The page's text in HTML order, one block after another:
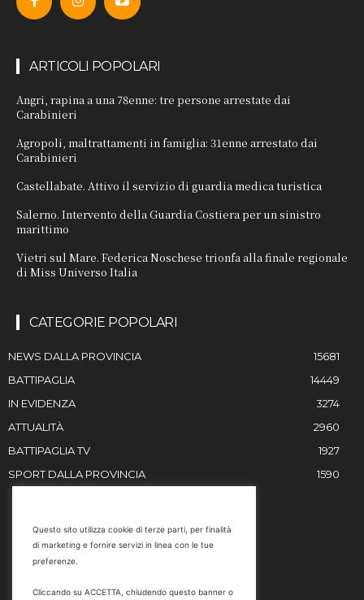
ARTICOLI POPOLARI
Angri, rapina a una 78enne: tre persone arrestate dai
Carabinieri
Agropoli, maltrattamenti in famiglia: 31enne arrestato dai
Carabinieri
Castellabate. Attivo il servizio di guardia medica turistica
Salerno. Intervento della Guardia Costiera per un sinistro
marittimo
Vietri sul Mare. Federica Noschese trionfa alla finale regionale
di Miss Universo Italia
CATEGORIE POPOLARI
NEWS DALLA PROVINCIA
15681
BATTIPAGLIA
14449
IN EVIDENZA
3274
ATTUALITÀ
2960
BATTIPAGLIA TV
1927
SPORT DALLA PROVINCIA
1590
Email
Questo sito utilizza cookie di terze parti, per finalità
di marketing e fornire servizi in linea con le tue
preferenze.
Cliccando su ACCETTA, chiudendo questo banner o